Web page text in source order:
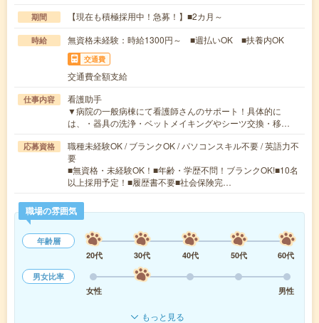
期間 【現在も積極採用中！急募！】■2カ月～
時給 無資格未経験：時給1300円～ ■週払いOK ■扶養内OK
交通費
交通費全額支給
仕事内容
看護助手
▼病院の一般病棟にて看護師さんのサポート！具体的に
は、・器具の洗浄・ベットメイキングやシーツ交換・移…
応募資格
職種未経験OK / ブランクOK / パソコンスキル不要 / 英語力不
要
■無資格・未経験OK！■年齢・学歴不問！ブランクOK!■10名
以上採用予定！■履歴書不要■社会保険完…
職場の雰囲気
年齢層
20代
30代 40代 50代
60代
男女比率
女性
男性
もっと見る